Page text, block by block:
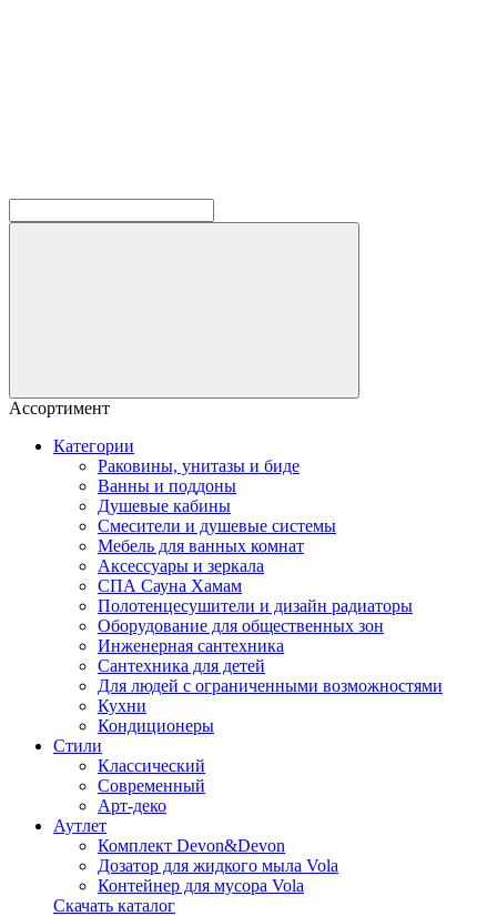
Ассортимент
Категории
Раковины, унитазы и биде
Ванны и поддоны
Душевые кабины
Смесители и душевые системы
Мебель для ванных комнат
Аксессуары и зеркала
СПА Сауна Хамам
Полотенцесушители и дизайн радиаторы
Оборудование для общественных зон
Инженерная сантехника
Сантехника для детей
Для людей с ограниченными возможностями
Кухни
Кондиционеры
Стили
Классический
Современный
Арт-деко
Аутлет
Комплект Devon&Devon
Дозатор для жидкого мыла Vola
Контейнер для мусора Vola
Скачать каталог